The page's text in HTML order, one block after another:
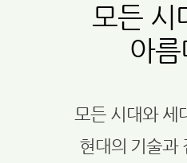
모든 시
아
모든 시대와 세
현대의 기술과